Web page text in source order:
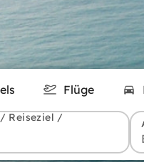
Flüge
Reiseziel /